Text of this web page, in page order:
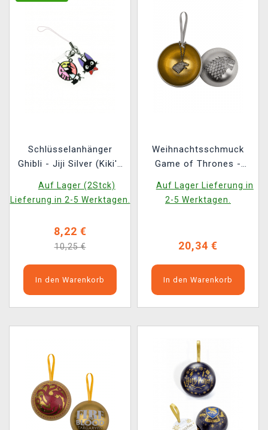
Schlüsselanhänger
Ghibli - Jiji Silver (Kiki's
Auf Lager (2Stck)
Lieferung in 2-5 Werktagen.
8,22 €
10,25 €
In den Warenkorb
Weihnachtsschmuck
Game of Thrones -
Anhänger im Inneren)
Auf Lager Lieferung in
2-5 Werktagen.
20,34 €
In den Warenkorb